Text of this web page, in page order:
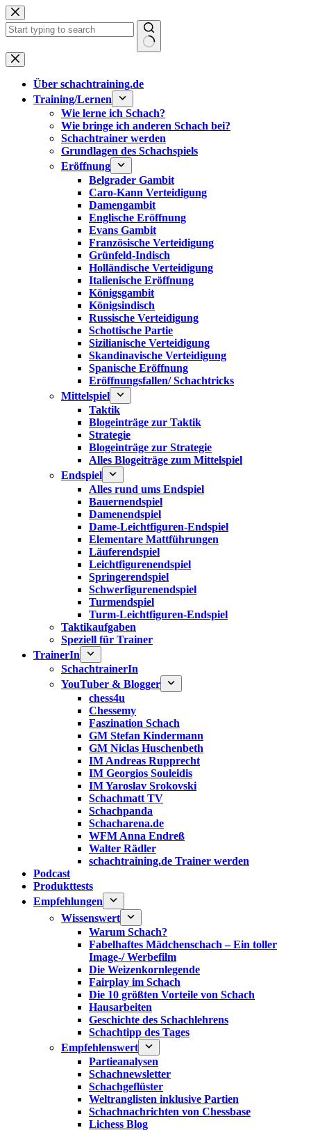
Zum
Inhalt
springen
Keine
Ergebnisse
Über schachtraining.de
Training/Lernen
Wie lerne ich Schach?
Wie bringe ich anderen Schach bei?
Schachtrainer werden
Grundlagen des Schachspiels
Eröffnung
Belgrader Gambit
Caro-Kann Verteidigung
Damengambit
Englische Eröffnung
Evans Gambit
Französische Verteidigung
Grünfeld-Indisch
Holländische Verteidigung
Italienische Eröffnung
Königsgambit
Königsindisch
Russische Verteidigung
Schottische Partie
Sizilianische Verteidigung
Skandinavische Verteidigung
Spanische Eröffnung
Eröffnungsfallen/ Schachtricks
Mittelspiel
Taktik
Blogeinträge zur Taktik
Strategie
Blogeinträge zur Strategie
Alles Blogeiträge zum Mittelspiel
Endspiel
Alles rund ums Endspiel
Bauernendspiel
Damenendspiel
Dame-Leichtfiguren-Endspiel
Elementare Mattführungen
Läuferendspiel
Leichtfigurenendspiel
Springerendspiel
Schwerfigurenendspiel
Turmendspiel
Turm-Leichtfiguren-Endspiel
Taktikaufgaben
Speziell für Trainer
TrainerIn
SchachtrainerIn
YouTuber & Blogger
chess4u
Chessemy
Faszination Schach
GM Stefan Kindermann
GM Niclas Huschenbeth
IM Andreas Rupprecht
IM Georgios Souleidis
IM Yaroslav Srokovski
Schachmatt TV
Schachpanda
Schacharena.de
WFM Anna Endreß
Walter Rädler
schachtraining.de Trainer werden
Podcast
Produkttests
Empfehlungen
Wissenswert
Warum Schach?
Fabelhaftes Mädchenschach – Ein toller
Image-/ Werbefilm
Die Weizenkornlegende
Fairplay im Schach
Die 10 größten Vorteile von Schach‎
Hausarbeiten
Geschichte des Schachlehrens
Schachtipp des Tages
Empfehlenswert
Partieanalysen
Schachnewsletter
Schachgeflüster
Weltranglisten inklusive Partien
Schachnachrichten von Chessbase
Lichess Blog